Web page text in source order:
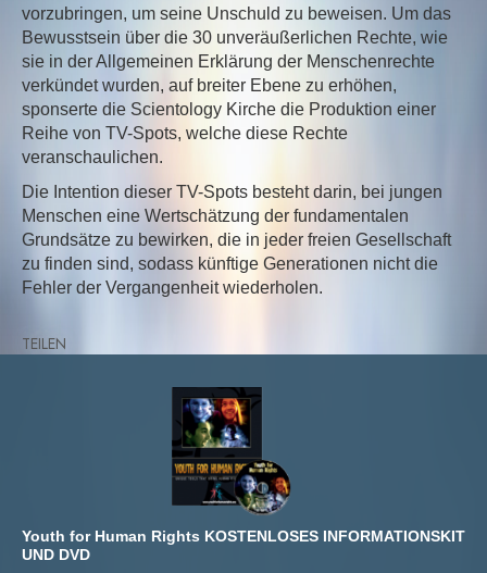
vorzubringen, um seine Unschuld zu beweisen. Um das
Bewusstsein über die 30 unveräußerlichen Rechte, wie
sie in der Allgemeinen Erklärung der Menschenrechte
verkündet wurden, auf breiter Ebene zu erhöhen,
sponserte die Scientology Kirche die Produktion einer
Reihe von TV-Spots, welche diese Rechte
veranschaulichen.
Die Intention dieser TV-Spots besteht darin, bei jungen
Menschen eine Wertschätzung der fundamentalen
Grundsätze zu bewirken, die in jeder freien Gesellschaft
zu finden sind, sodass künftige Generationen nicht die
Fehler der Vergangenheit wiederholen.
TEILEN
Youth for Human Rights KOSTENLOSES INFORMATIONSKIT
UND DVD